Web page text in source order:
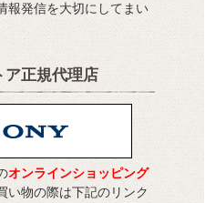
報発信を大切にしてまい
ア正規代理店
オンラインショッピング
い物の際は下記のリンク